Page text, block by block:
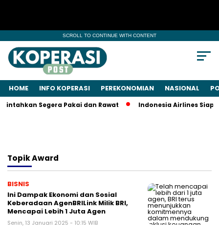
SCROLL TO CONTINUE WITH CONTENT
HOME INFO KOPERASI PEREKONOMIAN NASIONAL
Segera Pakai dan Rawat Indonesia Airlines Siap
TopikAward
BISNIS
Ini Dampak Ekonomi dan Sosial
Keberadaan AgenBRILink Milik BRI,
Mencapai Lebih 1 Juta Agen
Senin, 13 Januari 2025 - 10:15 WIB